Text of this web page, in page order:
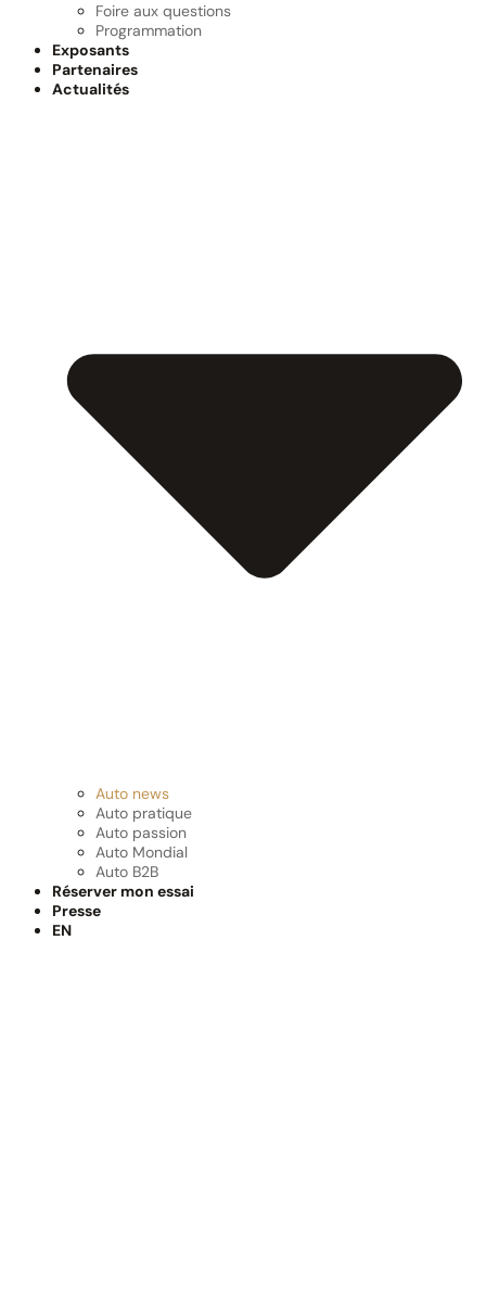
Foire aux questions
Programmation
Exposants
Partenaires
Actualités
Auto news
Auto pratique
Auto passion
Auto Mondial
Auto B2B
Réserver mon essai
Presse
EN